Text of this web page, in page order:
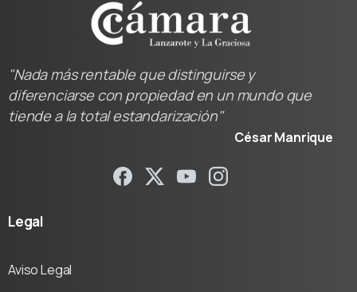
"Nada más rentable que distinguirse y
diferenciarse con propiedad en un mundo que
tiende a la total estandarización"
César Manrique
Legal
Aviso Legal